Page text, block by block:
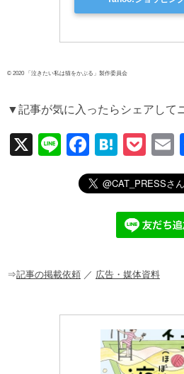
© 2020 「泣きたい私は猫をかぶる」製作委員会
▼記事が気に入ったらシェアして
X
Li
F
a
c
o
H
at
e
n
a
P
o
ck
et
⇒記事の掲載依頼 ／ 広告・媒体資料